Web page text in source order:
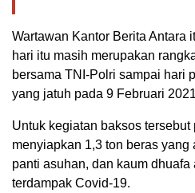
Wartawan Kantor Berita Antara
hari itu masih merupakan
bersama TNI-Polri sampai hari
yang jatuh pada 9 Februari
Untuk kegiatan baksos tersebut
menyiapkan 1,3 ton beras
panti asuhan, dan kaum dhuafa
terdampak Covid-19.